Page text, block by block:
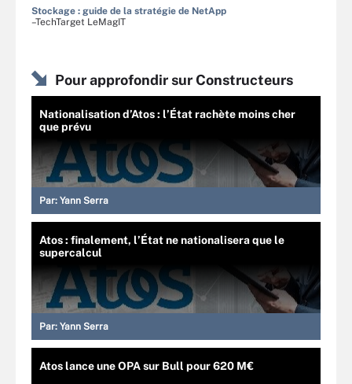
Stockage : guide de la stratégie de NetApp
–TechTarget LeMagIT
Pour approfondir sur Constructeurs
Nationalisation d’Atos : l’État rachète moins cher
que prévu
Par: Yann Serra
Atos : finalement, l’État ne nationalisera que le
supercalcul
Par: Yann Serra
Atos lance une OPA sur Bull pour 620 M€